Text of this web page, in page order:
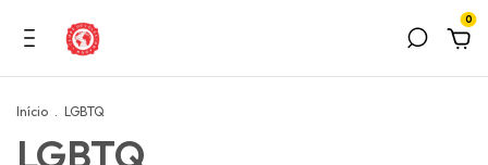
0
Início . LGBTQ
LGBTQ